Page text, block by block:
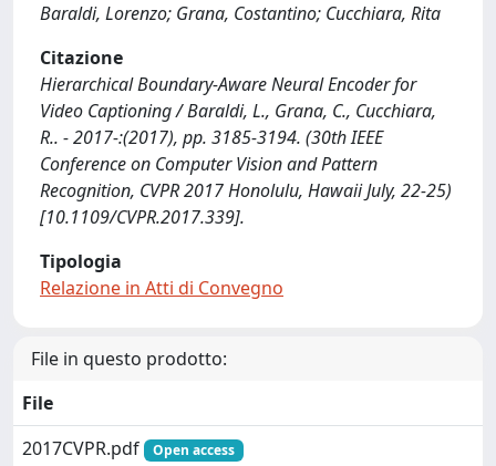
Baraldi, Lorenzo; Grana, Costantino; Cucchiara, Rita
Citazione
Hierarchical Boundary-Aware Neural Encoder for
Video Captioning / Baraldi, L., Grana, C., Cucchiara,
R.. - 2017-:(2017), pp. 3185-3194. (30th IEEE
Conference on Computer Vision and Pattern
Recognition, CVPR 2017 Honolulu, Hawaii July, 22-25)
[10.1109/CVPR.2017.339].
Tipologia
Relazione in Atti di Convegno
File in questo prodotto:
File
2017CVPR.pdf
Open access